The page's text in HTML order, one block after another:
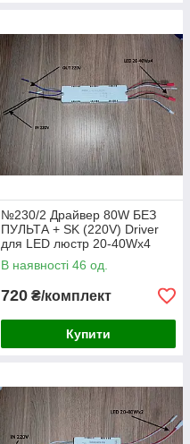
№230/2 Драйвер 80W БЕЗ
ПУЛЬТА + SK (220V) Driver
для LED люстр 20-40Wx4
(4x2pin) DESE DS-543B
В наявності 46 од.
720 ₴/комплект
Купити